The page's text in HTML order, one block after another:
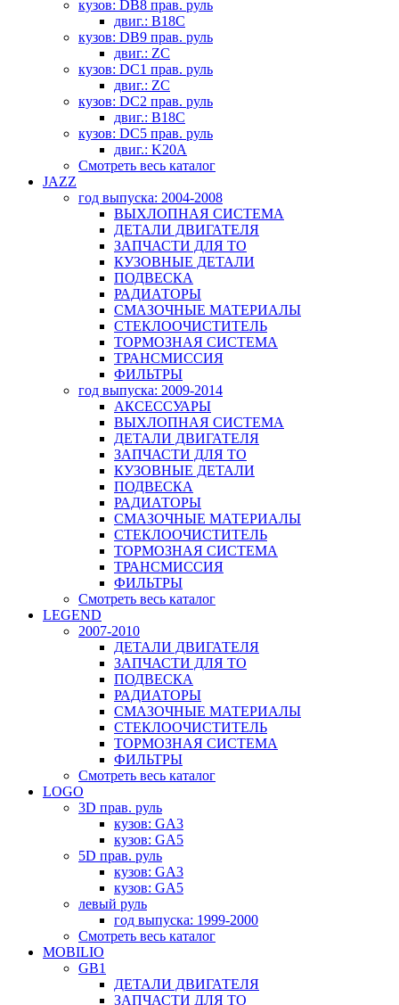
кузов: DB8 прав. руль
двиг.: B18C
кузов: DB9 прав. руль
двиг.: ZC
кузов: DC1 прав. руль
двиг.: ZC
кузов: DC2 прав. руль
двиг.: B18C
кузов: DC5 прав. руль
двиг.: K20A
Смотреть весь каталог
JAZZ
год выпуска: 2004-2008
ВЫХЛОПНАЯ СИСТЕМА
ДЕТАЛИ ДВИГАТЕЛЯ
ЗАПЧАСТИ ДЛЯ ТО
КУЗОВНЫЕ ДЕТАЛИ
ПОДВЕСКА
РАДИАТОРЫ
СМАЗОЧНЫЕ МАТЕРИАЛЫ
СТЕКЛООЧИСТИТЕЛЬ
ТОРМОЗНАЯ СИСТЕМА
ТРАНСМИССИЯ
ФИЛЬТРЫ
год выпуска: 2009-2014
АКСЕССУАРЫ
ВЫХЛОПНАЯ СИСТЕМА
ДЕТАЛИ ДВИГАТЕЛЯ
ЗАПЧАСТИ ДЛЯ ТО
КУЗОВНЫЕ ДЕТАЛИ
ПОДВЕСКА
РАДИАТОРЫ
СМАЗОЧНЫЕ МАТЕРИАЛЫ
СТЕКЛООЧИСТИТЕЛЬ
ТОРМОЗНАЯ СИСТЕМА
ТРАНСМИССИЯ
ФИЛЬТРЫ
Смотреть весь каталог
LEGEND
2007-2010
ДЕТАЛИ ДВИГАТЕЛЯ
ЗАПЧАСТИ ДЛЯ ТО
ПОДВЕСКА
РАДИАТОРЫ
СМАЗОЧНЫЕ МАТЕРИАЛЫ
СТЕКЛООЧИСТИТЕЛЬ
ТОРМОЗНАЯ СИСТЕМА
ФИЛЬТРЫ
Смотреть весь каталог
LOGO
3D прав. руль
кузов: GA3
кузов: GA5
5D прав. руль
кузов: GA3
кузов: GA5
левый руль
год выпуска: 1999-2000
Смотреть весь каталог
MOBILIO
GB1
ДЕТАЛИ ДВИГАТЕЛЯ
ЗАПЧАСТИ ДЛЯ ТО